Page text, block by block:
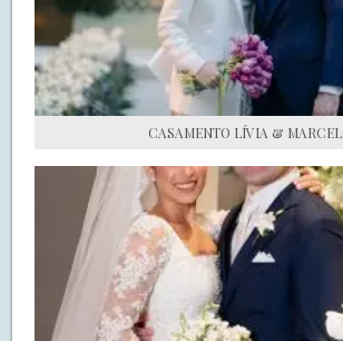
FALE COM O SAY I DO
CASAMENTO LÍVIA &